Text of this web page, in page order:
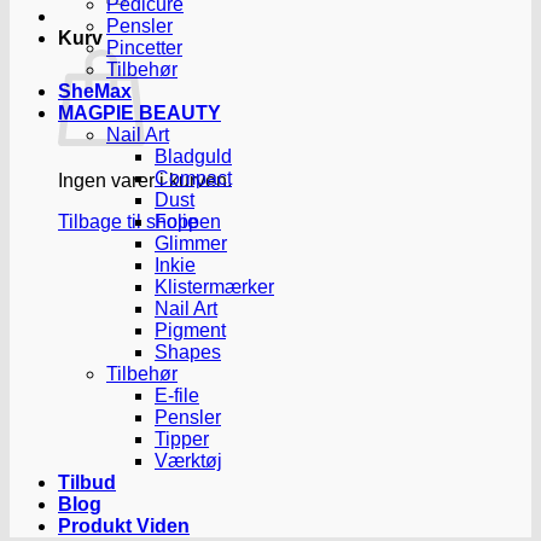
Kurv
Ingen varer i kurven.
Tilbage til shoppen
Pedicure
Pensler
Pincetter
Tilbehør
SheMax
MAGPIE BEAUTY
Nail Art
Bladguld
Compact
Dust
Folie
Glimmer
Inkie
Klistermærker
Nail Art
Pigment
Shapes
Tilbehør
E-file
Pensler
Tipper
Værktøj
Tilbud
Blog
Produkt Viden